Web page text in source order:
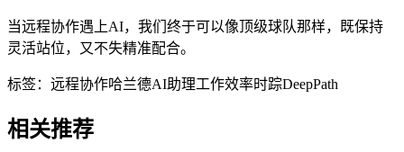
当远程协作遇上AI，我们终于可以像顶级球队那样，既保持
灵活站位，又不失精准配合。
标签： 远程协作哈兰德AI助理工作效率时踪DeepPath
相关推荐